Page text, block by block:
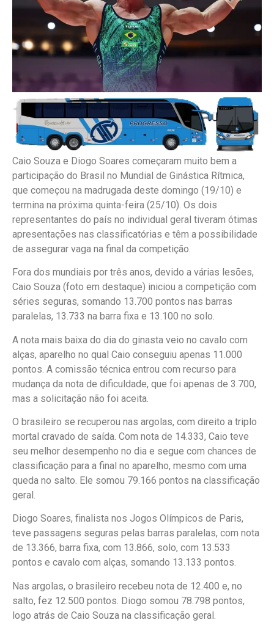
Caio Souza e Diogo Soares começaram muito bem a
participação do Brasil no Mundial de Ginástica Rítmica,
que começou na madrugada deste domingo (19/10) e
termina na próxima quinta-feira (25/10). Os dois
representantes do país no individual geral tiveram ótimas
apresentações nas classificatórias e têm a possibilidade
de assegurar vaga na final da competição.
Fora dos mundiais por três anos, devido a várias lesões,
Caio Souza (foto em destaque) iniciou a competição com
séries seguras, somando 13.700 pontos nas barras
paralelas, 13.733 na barra fixa e 13.100 no solo.
A nota mais baixa do dia do ginasta veio no cavalo com
alças, aparelho no qual Caio conseguiu apenas 11.000
pontos. A comissão técnica entrou com recurso para
mudança da nota de dificuldade, que foi apenas de 3.700,
mas a solicitação não foi aceita.
O brasileiro se recuperou nas argolas, com direito a triplo
mortal cravado de saída. Com nota de 14.333, Caio teve
seu melhor desempenho no dia e segue com chances de
classificação para a final no aparelho, mesmo com uma
queda no salto. Ele somou 79.166 pontos na classificação
geral.
Diogo Soares, finalista nos Jogos Olímpicos de Paris,
teve passagens seguras pelas barras paralelas, com nota
de 13.366, barra fixa, com 13.866, solo, com 13.533
pontos e cavalo com alças, somando 13.133 pontos.
Nas argolas, o brasileiro recebeu nota de 12.400 e, no
salto, fez 12.500 pontos. Diogo somou 78.798 pontos,
logo atrás de Caio Souza na classificação geral.